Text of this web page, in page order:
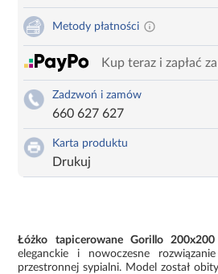
Metody płatności
Kup teraz i zapłać
Zadzwoń i zamów
660 627 627
Karta produktu
Drukuj
Łóżko tapicerowane Gorillo
eleganckie i nowoczesne
przestronnej sypialni. Model został